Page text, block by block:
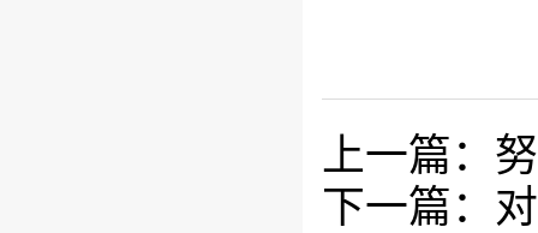
上一篇：
下一篇：